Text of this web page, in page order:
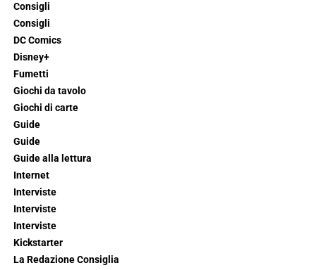
Consigli
Consigli
DC Comics
Disney+
Fumetti
Giochi da tavolo
Giochi di carte
Guide
Guide
Guide alla lettura
Internet
Interviste
Interviste
Interviste
Kickstarter
La Redazione Consiglia